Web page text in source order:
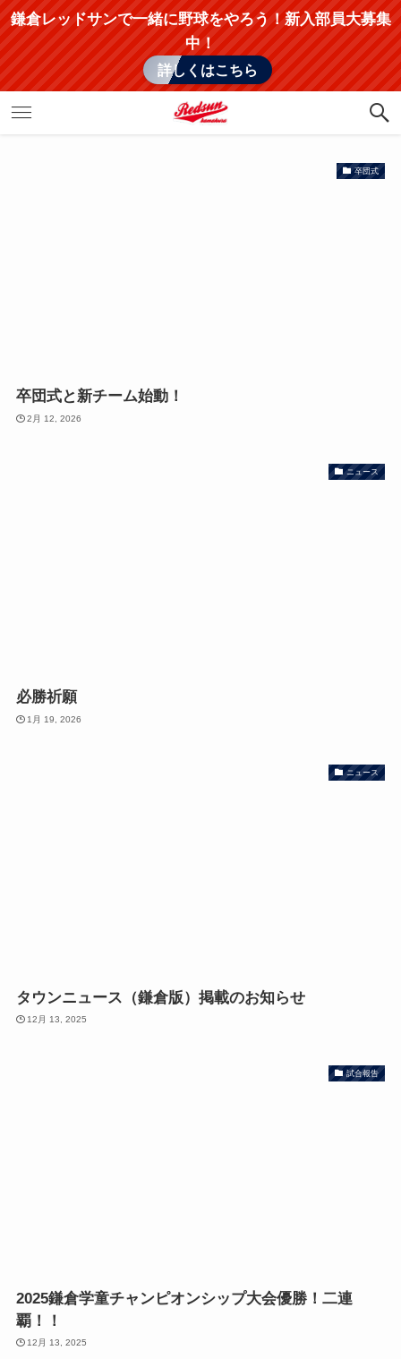
鎌倉レッドサンで一緒に野球をやろう！新入部員大募集
中！
詳しくはこちら
卒団式
卒団式と新チーム始動！
2月 12, 2026
ニュース
必勝祈願
1月 19, 2026
ニュース
タウンニュース（鎌倉版）掲載のお知らせ
12月 13, 2025
試合報告
2025鎌倉学童チャンピオンシップ大会優勝！二連
覇！！
12月 13, 2025